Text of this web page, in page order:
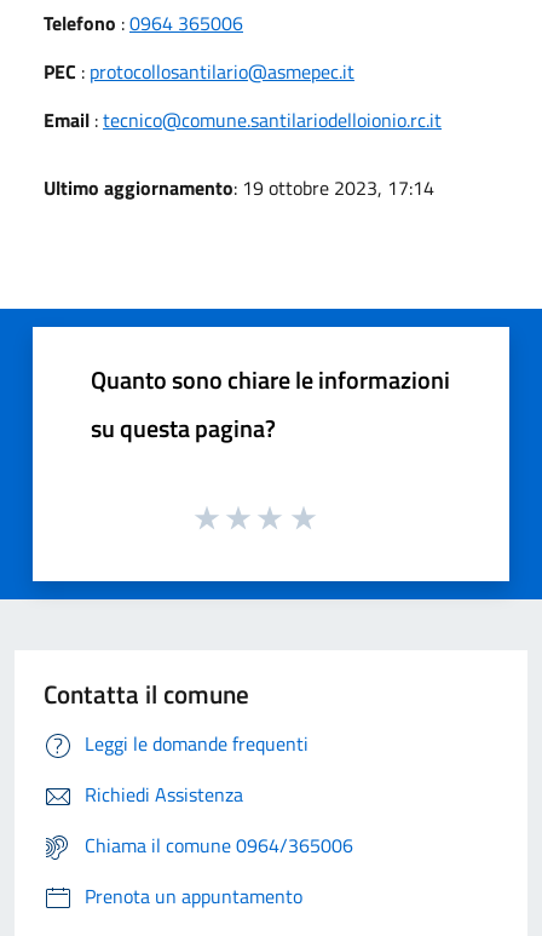
Telefono :0964 365006
PEC : protocollosantilario@asmepec.it
Email :tecnico@comune.santilariodelloionio.rc.it
Ultimo aggiornamento: 19 ottobre 2023, 17:14
Quanto sono chiare le informazioni
su questa pagina?
Contatta il comune
Leggi le domande frequenti
Richiedi Assistenza
Chiama il comune 0964/365006
Prenota un appuntamento